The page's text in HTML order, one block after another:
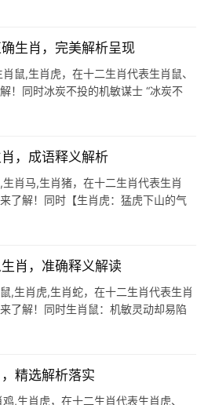
，鼠年出生者天生擅长察言观色，尤
生肖，完美解析呈现
鼠,生肖虎，在十二生肖代表生肖鼠、
！同时冰炭不投的机敏谋士 “冰炭不
最契合此意——其天性机敏灵活，却
，成语释义解析
肖马,生肖猪，在十二生肖代表生肖
了解！同时【生肖虎：猛虎下山的气
然展现强大能力，亦暗含“运势陡转”的
肖，准确释义解读
,生肖虎,生肖蛇，在十二生肖代表生肖
了解！同时生肖鼠：机敏灵动却易陷
项目被抢、团队停滞之事频发，29岁
精选解析落实
,生肖虎，在十二生肖代表生肖虎、